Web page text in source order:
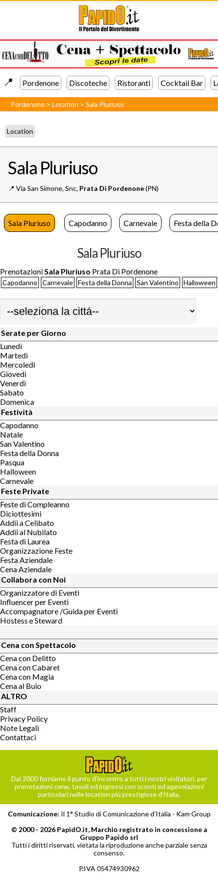
📍️ Pordenone Discoteche Ristoranti Cocktail Bar
Pordenone >Location >Sala Pluriuso
Location
Sala Pluriuso
📍️ Via San Simone, Snc, Prata Di Pordenone(PN)
Sala Pluriuso Capodanno Carnevale Festa della
Sala Pluriuso
Prenotazioni Sala Pluriuso Prata Di Pordenone
Capodanno Carnevale Festa della Donna San Valentino Halloween
Serate per Giorno
Lunedì
Martedì
Mercoledì
Giovedì
Venerdì
Sabato
Domenica
Festività
Capodanno
Natale
San Valentino
Festa della Donna
Pasqua
Halloween
Carnevale
Feste Private
Feste di Compleanno
Diciottesimi
Addii a Celibato
Addii al Nubilato
Festa di Laurea
Organizzazione Feste
Festa Aziendale
Cena Aziendale
Collabora con Noi
Organizzatore di Eventi
Influencer per Eventi
Accompagnatore /Guida per Eventi
Hostess e Steward
Cena con Spettacolo
Cena con Delitto
Cena con Cabaret
Cena con Magia
Cena al Buio
ALTRO
Staff
Privacy Policy
Note Legali
Contattaci
Dal 2000 forniamo il punto d’incontro a tutti i nostri visitatori, per
prenotazioni cene, tavoli ed ingressi con sconti ed agevolazioni
particolari nelle location più prestigiose d’Italia.
Comunicazione: Il 1° Studio di Comunicazione d'Italia - Kam Group
© 2000 - 2026 PapidO.it, Marchio registrato in concessione a
Gruppo Papido srl
Tutti i diritti riservati, vietata la riproduzione anche parziale senza
consenso.
P.IVA 05474930962